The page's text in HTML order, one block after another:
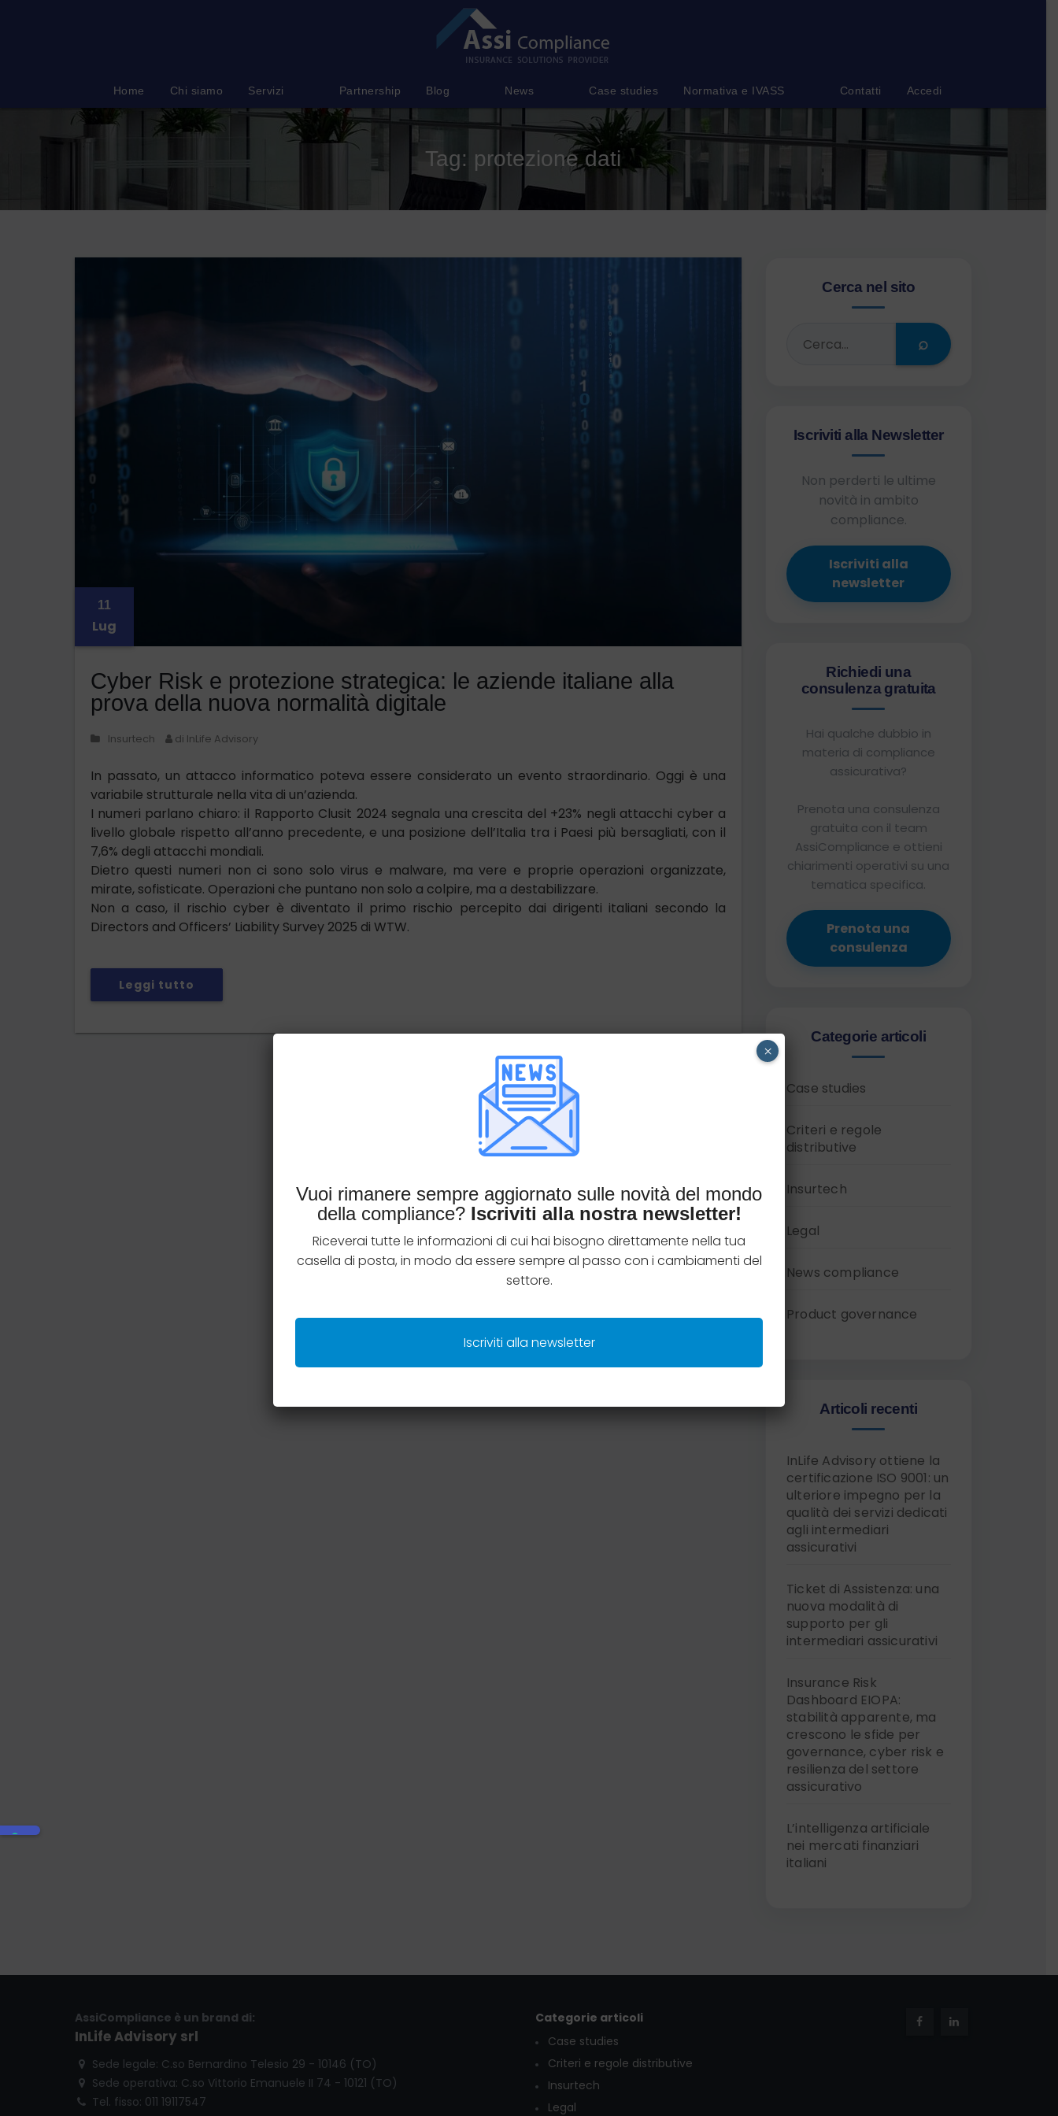
Home Chi siamo Servizi Partnership Blog News Case studies Normativa e IVASS Contatti Accedi
Tag: protezione dati
11
Lug
Cyber Risk e protezione strategica: le aziende italiane alla
prova della nuova normalità digitale
Insurtech di InLife Advisory
In passato, un attacco informatico poteva essere considerato un evento straordinario. Oggi è una
variabile strutturale nella vita di un’azienda.
I numeri parlano chiaro: il Rapporto Clusit 2024 segnala una crescita del +23% negli attacchi cyber a
livello globale rispetto all’anno precedente, e una posizione dell’Italia tra i Paesi più bersagliati, con il
7,6% degli attacchi mondiali.
Dietro questi numeri non ci sono solo virus e malware, ma vere e proprie operazioni organizzate,
mirate, sofisticate. Operazioni che puntano non solo a colpire, ma a destabilizzare.
Non a caso, il rischio cyber è diventato il primo rischio percepito dai dirigenti italiani secondo la
Directors and Officers’ Liability Survey 2025 di WTW.
Leggi tutto
Cerca nel sito
⌕
Iscriviti alla Newsletter
Non perderti le ultime
novità in ambito
compliance.
Iscriviti alla
newsletter
Richiedi una
consulenza gratuita
Hai qualche dubbio in
materia di compliance
assicurativa?
Prenota una consulenza
gratuita con il team
AssiCompliance e ottieni
chiarimenti operativi su una
tematica specifica.
Prenota una
consulenza
Categorie articoli
Case studies
Criteri e regole
distributive
Insurtech
Legal
News compliance
Product governance
Articoli recenti
InLife Advisory ottiene la
certificazione ISO 9001: un
ulteriore impegno per la
qualità dei servizi dedicati
agli intermediari
assicurativi
Ticket di Assistenza: una
nuova modalità di
supporto per gli
intermediari assicurativi
Insurance Risk
Dashboard EIOPA:
stabilità apparente, ma
crescono le sfide per
governance, cyber risk e
resilienza del settore
assicurativo
L’intelligenza artificiale
nei mercati finanziari
italiani
AssiCompliance è un brand di:
InLife Advisory srl
Sede legale: C.so Bernardino Telesio 29 - 10146 (TO)
Sede operativa: C.so Vittorio Emanuele II 74 - 10121 (TO)
Tel. fisso: 011 19117547
Categorie articoli
Case studies
Criteri e regole distributive
Insurtech
Legal
Vuoi rimanere sempre aggiornato sulle novità del mondo
della compliance? Iscriviti alla nostra newsletter!
Riceverai tutte le informazioni di cui hai bisogno direttamente nella tua
casella di posta, in modo da essere sempre al passo con i cambiamenti del
settore.
Iscriviti alla newsletter
×